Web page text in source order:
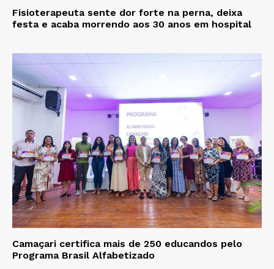
Fisioterapeuta sente dor forte na perna, deixa
festa e acaba morrendo aos 30 anos em hospital
Camaçari certifica mais de 250 educandos pelo
Programa Brasil Alfabetizado